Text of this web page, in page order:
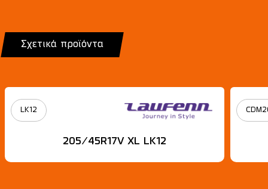
Σχετικά προϊόντα
LK12
205/45R17V XL LK12